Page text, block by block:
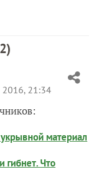
2)
2016, 21:34
материал
гибнет. Что